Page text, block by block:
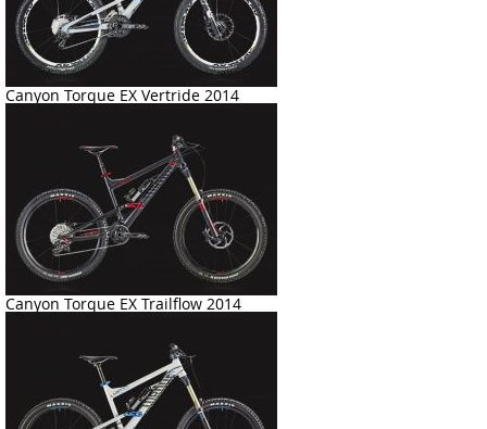
Canyon Torque EX Vertride 2014
Canyon Torque EX Trailflow 2014